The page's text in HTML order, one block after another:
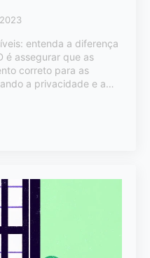
entenda a diferença
é assegurar que as
correto para as
a privacidade e a…